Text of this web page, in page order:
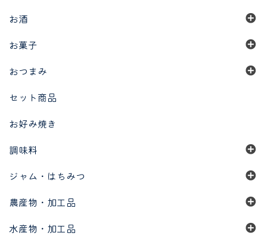
お酒
お菓子
おつまみ
セット商品
お好み焼き
調味料
ジャム・はちみつ
農産物・加工品
水産物・加工品